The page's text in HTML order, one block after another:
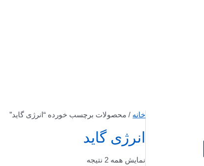
خانه / محصولات برچسب خورده “انرژی گاید”
انرژی گاید
نمایش همه 2 نتیجه